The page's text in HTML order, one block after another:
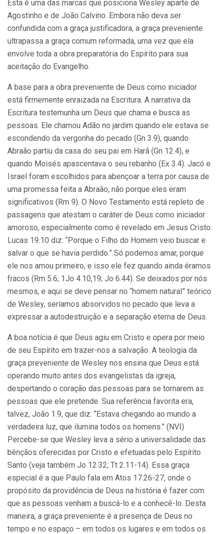
Esta é uma das marcas que posiciona Wesley aparte de
Agostinho e de João Calvino. Embora não deva ser
confundida com a graça justificadora, a graça preveniente
ultrapassa a graça comum reformada, uma vez que ela
envolve toda a obra preparatória do Espírito para sua
aceitação do Evangelho.
A base para a obra preveniente de Deus como iniciador
está firmemente enraizada na Escritura. A narrativa da
Escritura testemunha um Deus que chama e busca as
pessoas. Ele chamou Adão no jardim quando ele estava se
escondendo da vergonha do pecado (Gn 3.9), quando
Abraão partiu da casa do seu pai em Harã (Gn 12.4), e
quando Moisés apascentava o seu rebanho (Ex 3.4). Jacó e
Israel foram escolhidos para abençoar a terra por causa de
uma promessa feita a Abraão, não porque eles eram
significativos (Rm 9). O Novo Testamento está repleto de
passagens que atestam o caráter de Deus como iniciador
amoroso, especialmente como é revelado em Jesus Cristo.
Lucas 19.10 diz: “Porque o Filho do Homem veio buscar e
salvar o que se havia perdido.” Só podemos amar, porque
ele nos amou primeiro, e isso ele fez quando ainda éramos
fracos (Rm 5.6; 1Jo 4.10,19; Jo 6.44). Se deixados por nós
mesmos, e aqui se deve pensar no “homem natural” teórico
de Wesley, seríamos absorvidos no pecado que leva a
expressar a autodestruição e a separação eterna de Deus.
A boa notícia é que Deus agiu em Cristo e opera por meio
de seu Espírito em trazer-nos a salvação. A teologia da
graça preveniente de Wesley nos ensina que Deus está
operando muito antes dos evangelistas da igreja,
despertando o coração das pessoas para se tornarem as
pessoas que ele pretende. Sua referência favorita era,
talvez, João 1.9, que diz: “Estava chegando ao mundo a
verdadeira luz, que ilumina todos os homens.” (NVI)
Percebe-se que Wesley leva a sério a universalidade das
bênçãos oferecidas por Cristo e efetuadas pelo Espírito
Santo (veja também Jo 12.32; Tt 2.11-14). Essa graça
especial é a que Paulo fala em Atos 17.26-27, onde o
propósito da providência de Deus na história é fazer com
que as pessoas venham a buscá-lo e a conhecê-lo. Desta
maneira, a graça preveniente é a presença de Deus no
tempo e no espaço – em todos os lugares e em todos os